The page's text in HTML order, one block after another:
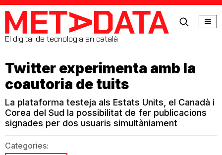
MetaData
El digital de tecnologia en català
Twitter experimenta amb la
coautoria de tuits
La plataforma testeja als Estats Units, el Canadà i
Corea del Sud la possibilitat de fer publicacions
signades per dos usuaris simultàniament
Categories: